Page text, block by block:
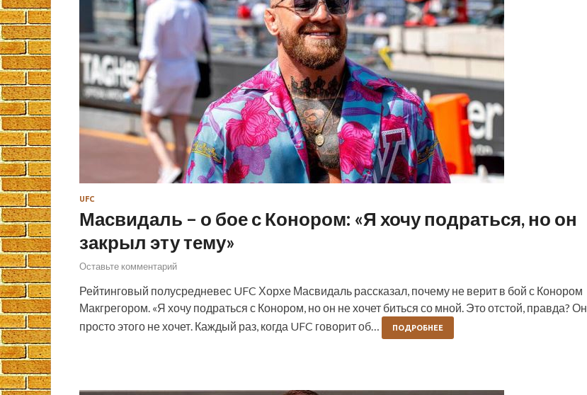
UFC
Масвидаль – о бое с Конором: «Я хочу подраться, но он
закрыл эту тему»
Оставьте комментарий
Рейтинговый полусредневес UFC Хорхе Масвидаль рассказал, почему не верит в бой с Конором
Макгрегором. «Я хочу подраться с Конором, но он не хочет биться со мной. Это отстой, правда? Он
просто этого не хочет. Каждый раз, когда UFC говорит об…
ПОДРОБНЕЕ